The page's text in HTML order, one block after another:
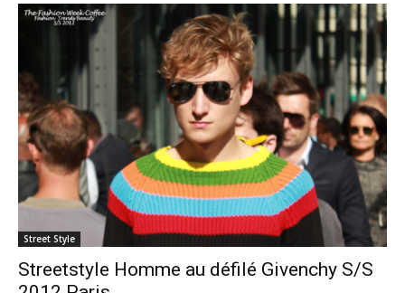
Street Style
Streetstyle Homme au défilé Givenchy S/S